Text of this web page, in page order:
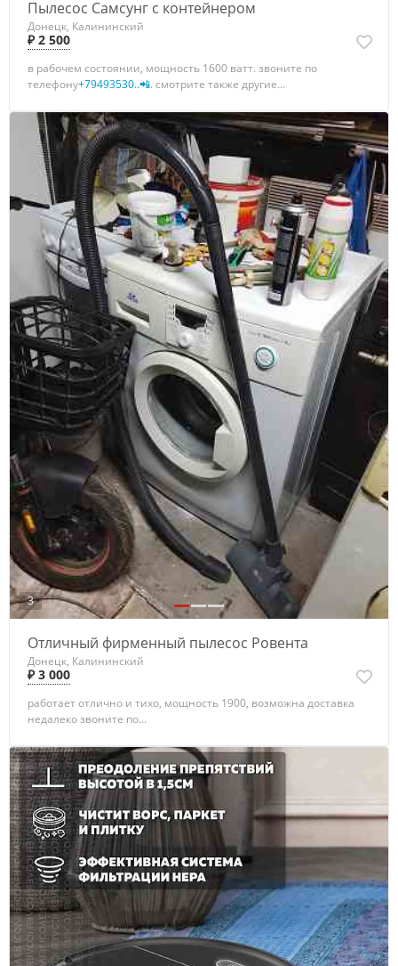
Пылесос Самсунг с контейнером
Донецк, Калининский
₽ 2 500
в рабочем состоянии, мощность 1600 ватт. звоните по
телефону+79493530..📲. смотрите также другие...
3
Отличный фирменный пылесос Ровента
Донецк, Калининский
₽ 3 000
работает отлично и тихо, мощность 1900, возможна доставка
недалеко звоните по...